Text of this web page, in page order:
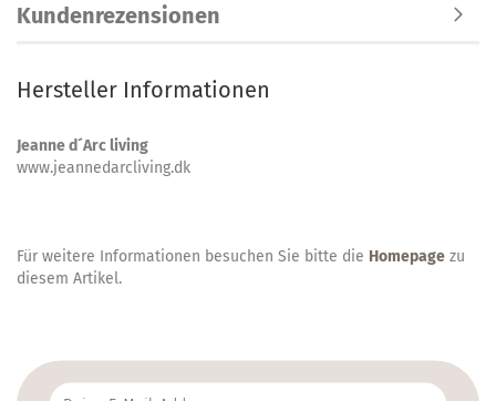
Kundenrezensionen
Hersteller Informationen
Jeanne d´Arc living
www.jeannedarcliving.dk
Für weitere Informationen besuchen Sie bitte die Homepage zu
diesem Artikel.
Deine